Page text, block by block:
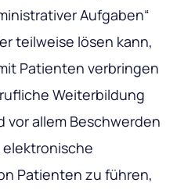
Aufgaben“
teilweise lösen kann,
Patienten verbringen
Weiterbildung
allem Beschwerden
Patienten zu führen,